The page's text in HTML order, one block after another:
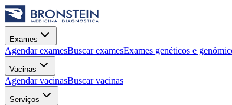
Exames
Agendar examesBuscar examesExames genéticos e
Vacinas
Agendar vacinasBuscar vacinas
Serviços